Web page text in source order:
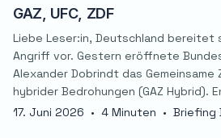
GAZ, UFC, ZDF
Liebe Leser:in, Deutschland bereitet
Angriff vor. Gestern eröffnete
Alexander Dobrindt das Gemeinsame
hybrider Bedrohungen (GAZ Hybrid).
17. Juni 2026 • 4 Minuten • Briefing